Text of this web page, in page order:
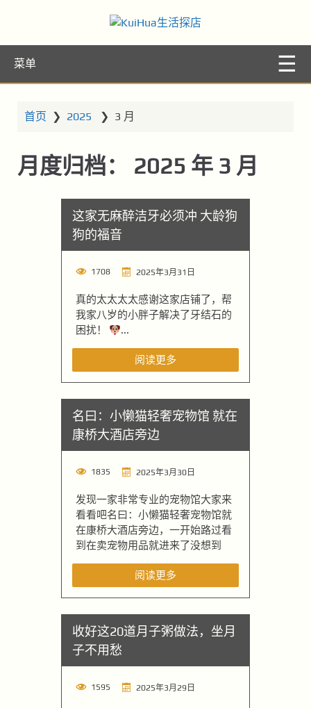
KuiHua生活探
店
菜单
首页 ❯ 2025 ❯ 3 月
月度归档： 2025 年 3 月
这家无麻醉洁牙必须冲 大龄狗
狗的福音
1708 2025年3月31日
真的太太太太感谢这家店铺了，帮
我家八岁的小胖子解决了牙结石的
困扰！
...
阅读更多
名曰：小懒猫轻奢宠物馆 就在
康桥大酒店旁边
1835 2025年3月30日
发现一家非常专业的宠物馆大家来
看看吧名曰：小懒猫轻奢宠物馆就
在康桥大酒店旁边，一开始路过看
到在卖宠物用品就进来了没想到
阅读更多
收好这20道月子粥做法，坐月
子不用愁
1595 2025年3月29日